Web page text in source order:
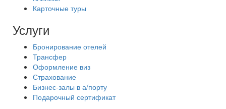
Карточные туры
Услуги
Бронирование отелей
Трансфер
Оформление виз
Страхование
Бизнес-залы в а/порту
Подарочный сертификат